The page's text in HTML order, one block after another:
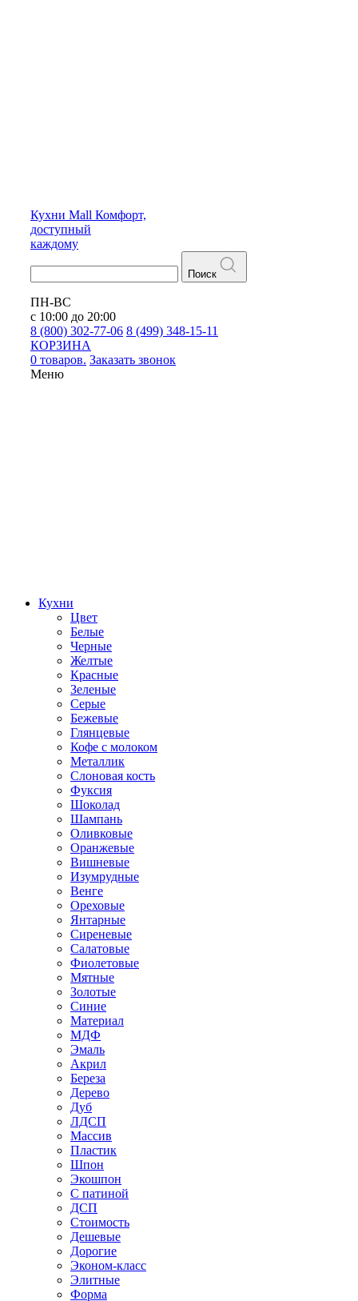
Кухни Mall Комфорт,
доступный
каждому
Поиск
ПН-ВС
с 10:00 до 20:00
8 (800) 302-77-06 8 (499) 348-15-11
КОРЗИНА
0 товаров. Заказать звонок
Меню
Кухни
Цвет
Белые
Черные
Желтые
Красные
Зеленые
Серые
Бежевые
Глянцевые
Кофе с молоком
Металлик
Слоновая кость
Фуксия
Шоколад
Шампань
Оливковые
Оранжевые
Вишневые
Изумрудные
Венге
Ореховые
Янтарные
Сиреневые
Салатовые
Фиолетовые
Мятные
Золотые
Синие
Материал
МДФ
Эмаль
Акрил
Береза
Дерево
Дуб
ЛДСП
Массив
Пластик
Шпон
Экошпон
С патиной
ДСП
Стоимость
Дешевые
Дорогие
Эконом-класс
Элитные
Форма